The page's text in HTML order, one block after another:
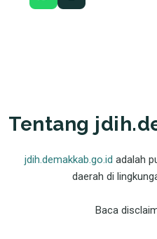
Tentang
jdih.demakkab.go.id adalah
daerah di
Baca